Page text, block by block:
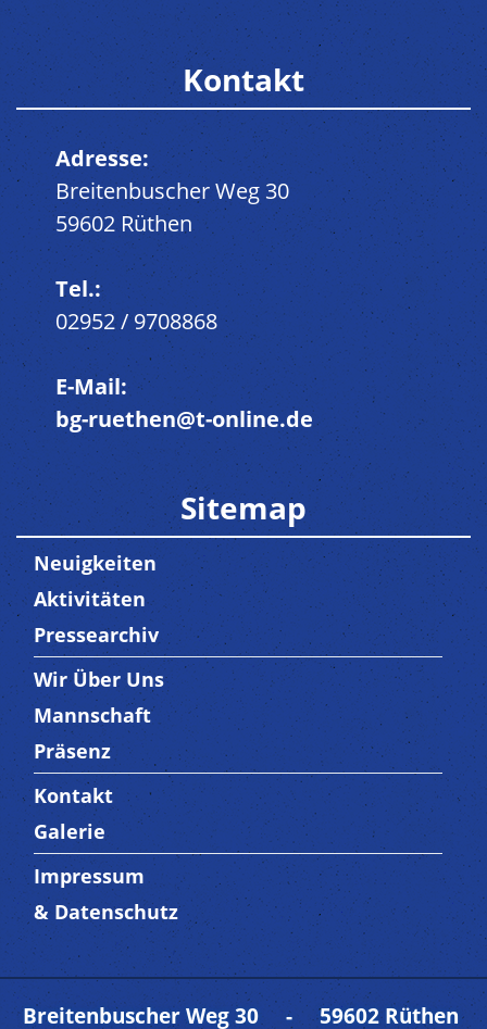
Kontakt
Adresse:
Breitenbuscher Weg 30
59602 Rüthen
Tel.:
02952 / 9708868
E-Mail:
bg-ruethen@t-online.de
Sitemap
Neuigkeiten
Aktivitäten
Pressearchiv
Trenner3
Wir Über Uns
Mannschaft
Präsenz
Trenner4
Kontakt
Galerie
Trenner 5
Impressum
& Datenschutz
Breitenbuscher Weg 30 - 59602 Rüthen